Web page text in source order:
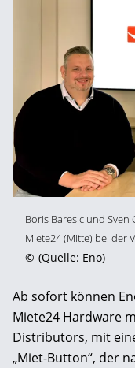
Boris Baresic und
Miete24 (Mitte) bei der
© (Quelle: Eno)
Ab sofort können
Miete24 Hardware
Distributors, mit
„Miet-Button“, der